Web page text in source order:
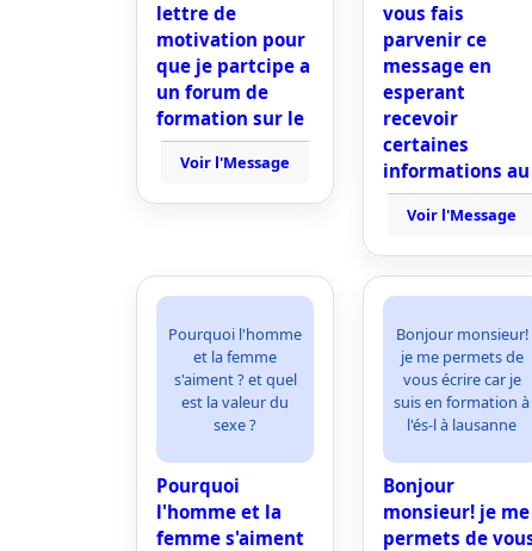
lettre de
motivation pour
que je partcipe a
un forum de
formation sur le
Voir l'Message
vous fais
parvenir ce
message en
esperant
recevoir
certaines
informations au
Voir l'Message
Pourquoi l'homme
et la femme
s'aiment ? et quel
est la valeur du
sexe ?
Pourquoi
l'homme et la
femme s'aiment
Bonjour monsieur!
je me permets de
vous écrire car je
suis en formation à
l'és-l à lausanne
Bonjour
monsieur! je me
permets de